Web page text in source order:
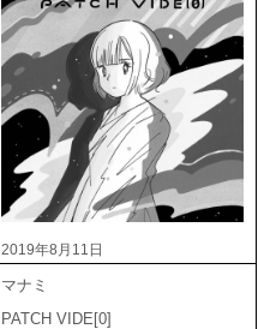
2019年8月11日
マナミ
PATCH VIDE[0]